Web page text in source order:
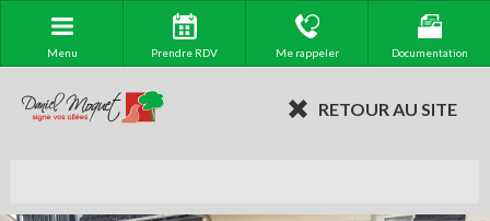
Menu Prendre RDV Me rappeler Documentation
RETOUR AU SITE